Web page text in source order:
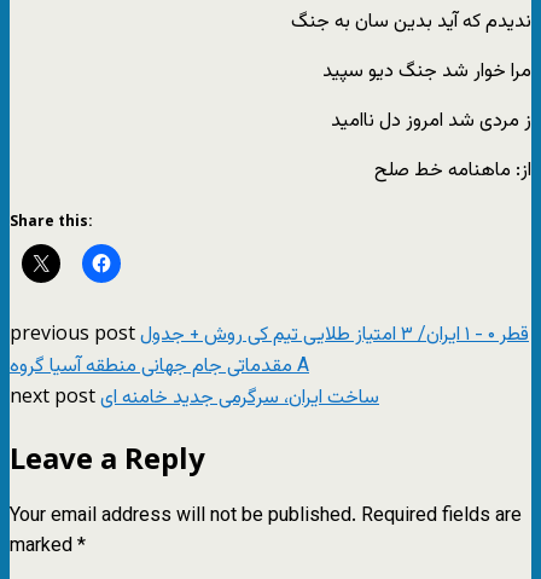
ندیدم که آید بدین سان به جنگ
مرا خوار شد جنگ دیو سپید
ز مردی شد امروز دل ناامید
از: ماهنامه خط صلح
Share this:
previous postقطر ۰ - ۱ ایران/ ۳ امتیاز طلایی تیم کی روش + جدول
مقدماتی جام جهانی منطقه آسیا گروه A
next postساخت ایران، سرگرمی جدید خامنه ای
Leave a Reply
Your email address will not be published. Required fields are
marked*